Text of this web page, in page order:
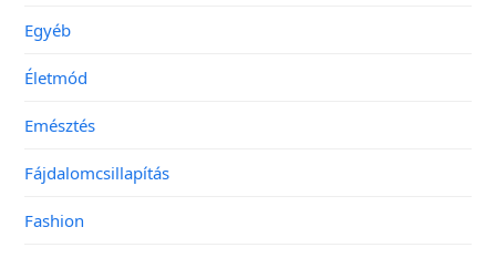
Egyéb
Életmód
Emésztés
Fájdalomcsillapítás
Fashion